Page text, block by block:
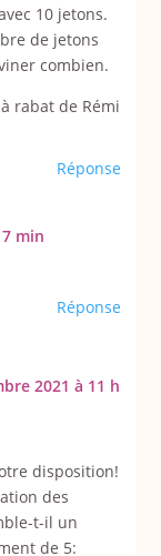
10 jetons.
de jetons
combien.
rabat de Rémi
Réponse
min
Réponse
2021 à 11 h
disposition!
des
t-il un
de 5: